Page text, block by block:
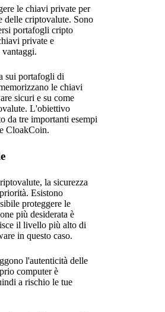
le chiavi private per
delle criptovalute. Sono
portafogli cripto
private e
sui portafogli di
le chiavi
sicuri e su come
L'obiettivo
da tre importanti esempi
CloakCoin.
la sicurezza
Esistono
proteggere le
più desiderata è
il livello più alto di
in questo caso.
l'autenticità delle
computer è
a rischio le tue